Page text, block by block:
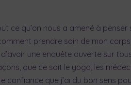
ce qu’on nous a amené à penser
prendre soin de mon
une enquête ouverte sur
que ce soit le yoga, les
confiance que j’ai du bon sens